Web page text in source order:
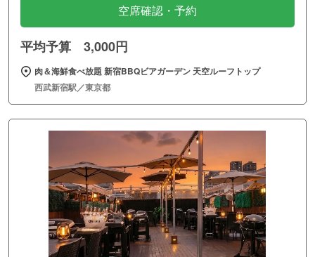
空席確認・予約
平均予算 3,000円
肉＆海鮮食べ放題 新宿BBQビアガーデン 天空ルーフトップ
西武新宿駅／東京都